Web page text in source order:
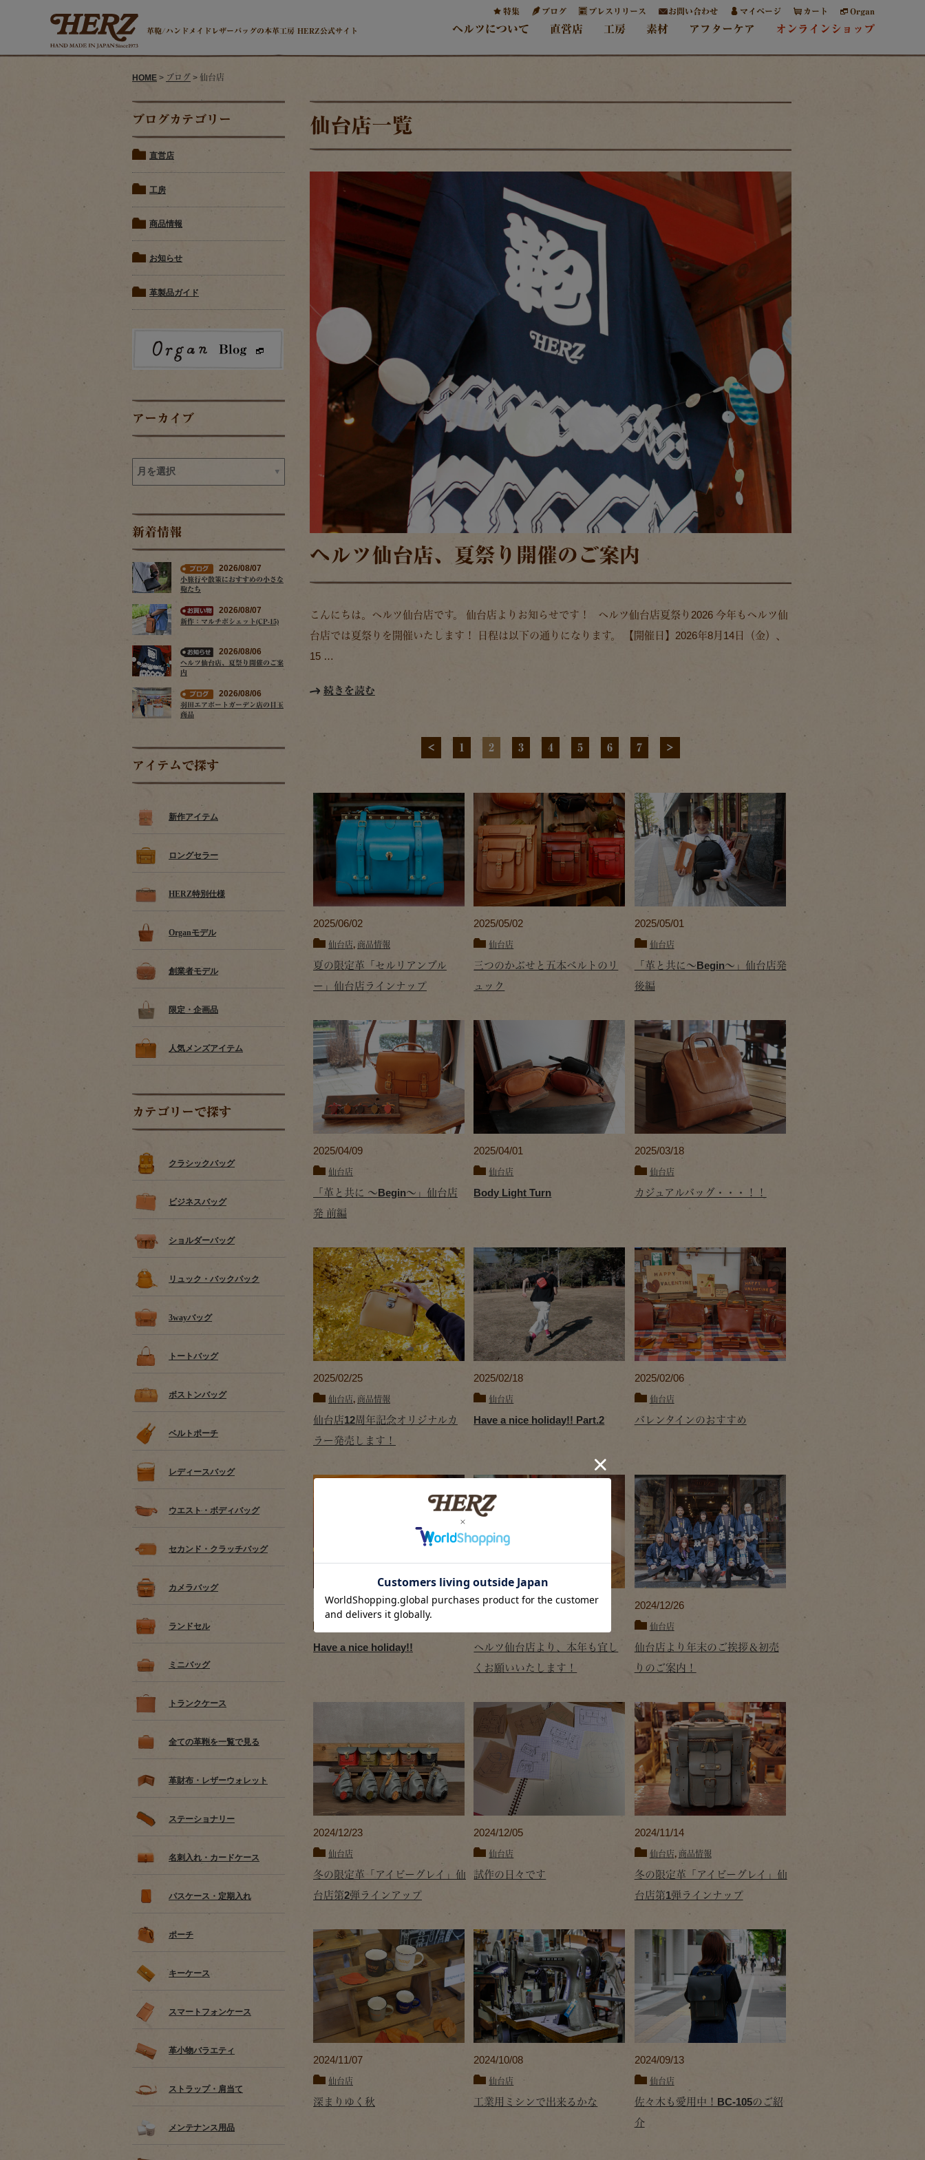
革鞄/ハンドメイドレザーバッグの本革工房 HERZ公式サイト
特集 ブログ プレスリリース お問い合わせ マイページ カート Organ
ヘルツについて 直営店 工房 素材 アフターケア オンラインショップ
HOME > ブログ > 仙台店
ブログカテゴリー
直営店
工房
商品情報
お知らせ
革製品ガイド
アーカイブ
新着情報
2026/08/07
小旅行や散策におすすめの小さな
鞄たち
2026/08/07
新作：マルチポシェット(CP-15)
2026/08/06
ヘルツ仙台店、夏祭り開催のご案
内
2026/08/06
羽田エアポートガーデン店の目玉
商品
アイテムで探す
新作アイテム
ロングセラー
HERZ特別仕様
Organモデル
創業者モデル
限定・企画品
人気メンズアイテム
カテゴリーで探す
クラシックバッグ
ビジネスバッグ
ショルダーバッグ
リュック・バックパック
3wayバッグ
トートバッグ
ボストンバッグ
ベルトポーチ
レディースバッグ
ウエスト・ボディバッグ
セカンド・クラッチバッグ
カメラバッグ
ランドセル
ミニバッグ
トランクケース
全ての革鞄を一覧で見る
革財布・レザーウォレット
ステーショナリー
名刺入れ・カードケース
パスケース・定期入れ
ポーチ
キーケース
スマートフォンケース
革小物バラエティ
ストラップ・肩当て
メンテナンス用品
仙台店一覧
ヘルツ仙台店、夏祭り開催のご案内
こんにちは。ヘルツ仙台店です。 仙台店よりお知らせです！ ヘルツ仙台店夏祭り2026 今年もヘルツ仙
台店では夏祭りを開催いたします！ 日程は以下の通りになります。 【開催日】2026年8月14日（金）、
15 …
続きを読む
< 1 2 3 4 5 6 7 >
2025/06/02
仙台店, 商品情報
夏の限定革「セルリアンブル
ー」仙台店ラインナップ
2025/05/02
仙台店
三つのかぶせと五本ベルトのリ
ュック
2025/05/01
仙台店
「革と共に～Begin～」仙台店発
後編
2025/04/09
仙台店
「革と共に ～Begin～」仙台店
発 前編
2025/04/01
仙台店
Body Light Turn
2025/03/18
仙台店
カジュアルバッグ・・・！！
2025/02/25
仙台店, 商品情報
仙台店12周年記念オリジナルカ
ラー発売します！
2025/02/18
仙台店
Have a nice holiday!! Part.2
2025/02/06
仙台店
バレンタインのおすすめ
2025/01/28
Have a nice holiday!!
2025/01/16
ヘルツ仙台店より、本年も宜し
くお願いいたします！
2024/12/26
仙台店
仙台店より年末のご挨拶＆初売
りのご案内！
2024/12/23
仙台店
冬の限定革「アイビーグレイ」仙
台店第2弾ラインアップ
2024/12/05
仙台店
試作の日々です
2024/11/14
仙台店, 商品情報
冬の限定革「アイビーグレイ」仙
台店第1弾ラインナップ
2024/11/07
仙台店
深まりゆく秋
2024/10/08
仙台店
工業用ミシンで出来るかな
2024/09/13
仙台店
佐々木も愛用中！BC-105のご紹
介